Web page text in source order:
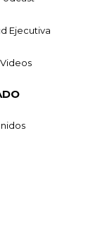
Ejecutiva
Videos